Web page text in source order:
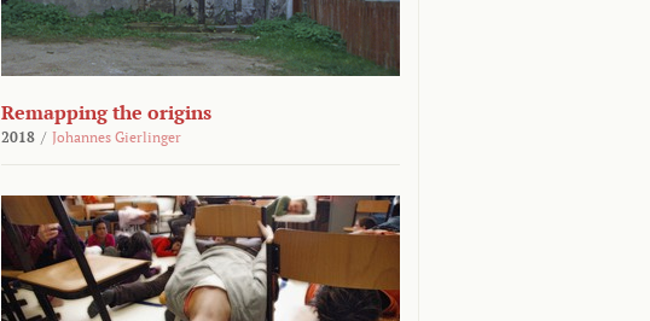
Remapping the origins
2018 / Johannes Gierlinger